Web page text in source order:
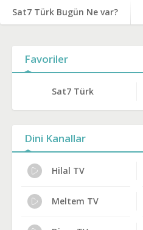
Sat7 Türk Bugün Ne var?
Favoriler
Sat7 Türk
Dini Kanallar
Hilal TV
Meltem TV